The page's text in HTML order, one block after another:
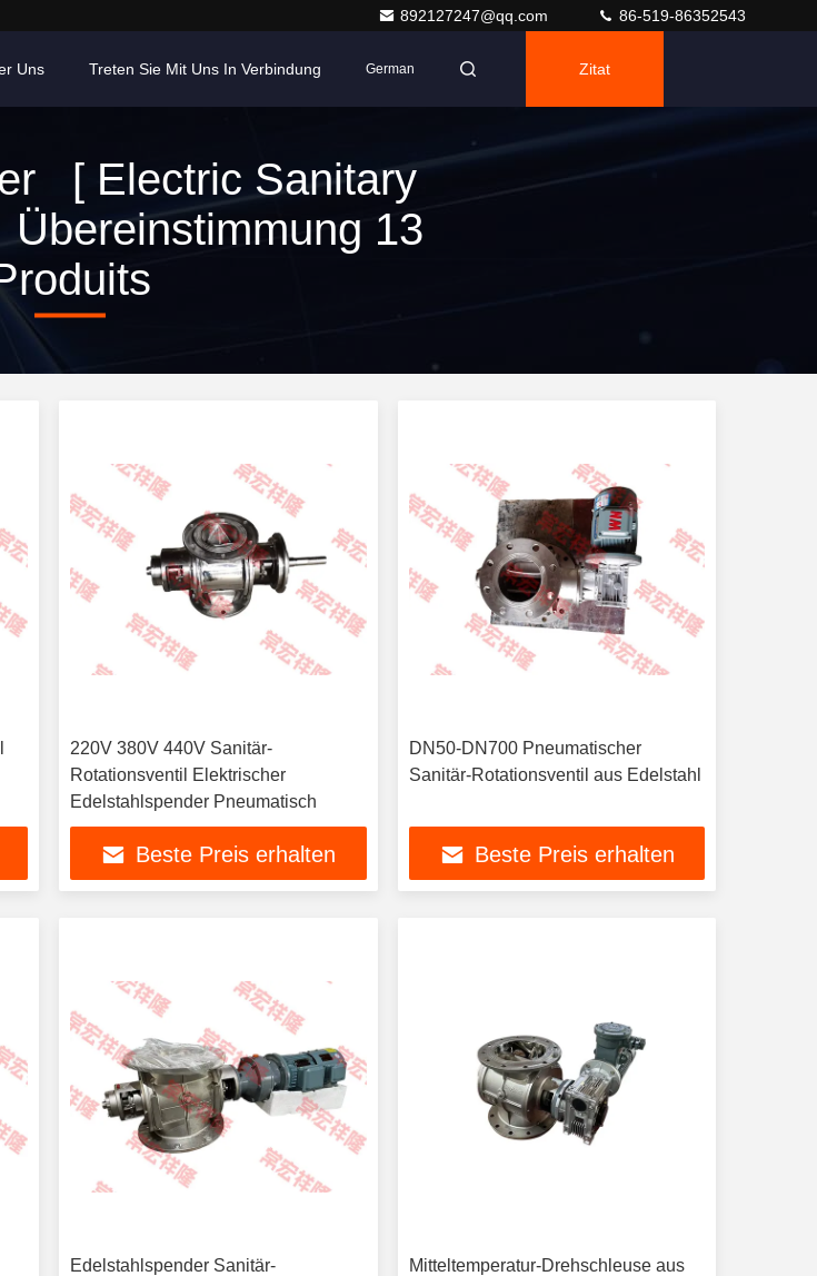
892127247@qq.com 86-519-86352543
Uns Treten Sie Mit Uns In Verbindung German Zitat
[ Electric Sanitary
13
220V 380V 440V Sanitär-
Rotationsventil Elektrischer
Edelstahlspender Pneumatisch
Beste Preis erhalten
DN50-DN700 Pneumatischer
Sanitär-Rotationsventil aus Edelstahl
Beste Preis erhalten
Edelstahlspender Sanitär-
Mitteltemperatur-Drehschleuse aus